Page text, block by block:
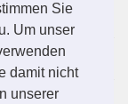
Sie
Um unser
damit nicht
unserer